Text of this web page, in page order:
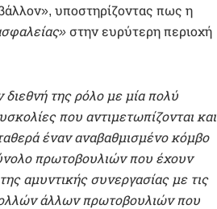
υποστηρίζοντας πως η
στην ευρύτερη περιοχή
διεθνή της ρόλο με μία πολύ
που αντιμετωπίζονται και
έναν αναβαθμισμένο κόμβο
πρωτοβουλιών που έχουν
αμυντικής συνεργασίας με τις
άλλων πρωτοβουλιών που